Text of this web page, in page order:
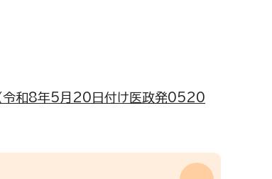
（令和8年5月20日付け医政発0520